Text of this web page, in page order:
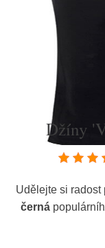
Džíny
Udělejte si radost
černá